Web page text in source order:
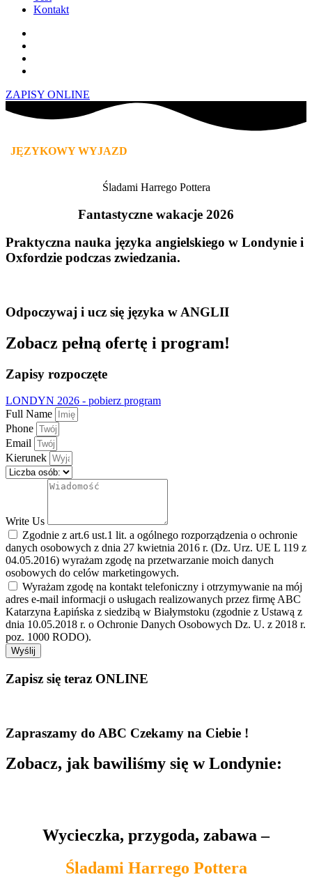
Kontakt
ZAPISY ONLINE
JĘZYKOWYWYJAZD
Śladami Harrego Pottera
Fantastyczne wakacje 2026
Praktyczna nauka języka angielskiego w Londynie i
Oxfordzie podczas zwiedzania.
Odpoczywaj i ucz się języka w ANGLII
Zobacz pełną ofertę i program!
Zapisy rozpoczęte
LONDYN 2026 - pobierz program
Full Name
Phone
Email
Kierunek
Write Us
Zgodnie z art.6 ust.1 lit. a ogólnego rozporządzenia o ochronie
danych osobowych z dnia 27 kwietnia 2016 r. (Dz. Urz. UE L 119 z
04.05.2016) wyrażam zgodę na przetwarzanie moich danych
osobowych do celów marketingowych.
Wyrażam zgodę na kontakt telefoniczny i otrzymywanie na mój
adres e-mail informacji o usługach realizowanych przez firmę ABC
Katarzyna Łapińska z siedzibą w Białymstoku (zgodnie z Ustawą z
dnia 10.05.2018 r. o Ochronie Danych Osobowych Dz. U. z 2018 r.
poz. 1000 RODO).
Wyślij
Zapisz się teraz ONLINE
Zapraszamy do ABC Czekamy na Ciebie !
Zobacz, jak bawiliśmy się w Londynie:
Wycieczka, przygoda, zabawa –
Śladami Harrego Pottera